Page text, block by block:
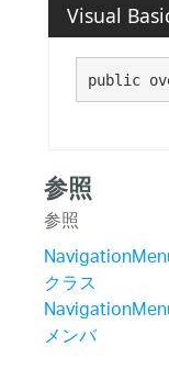
Visual
public
参照
参照
クラス
メンバ